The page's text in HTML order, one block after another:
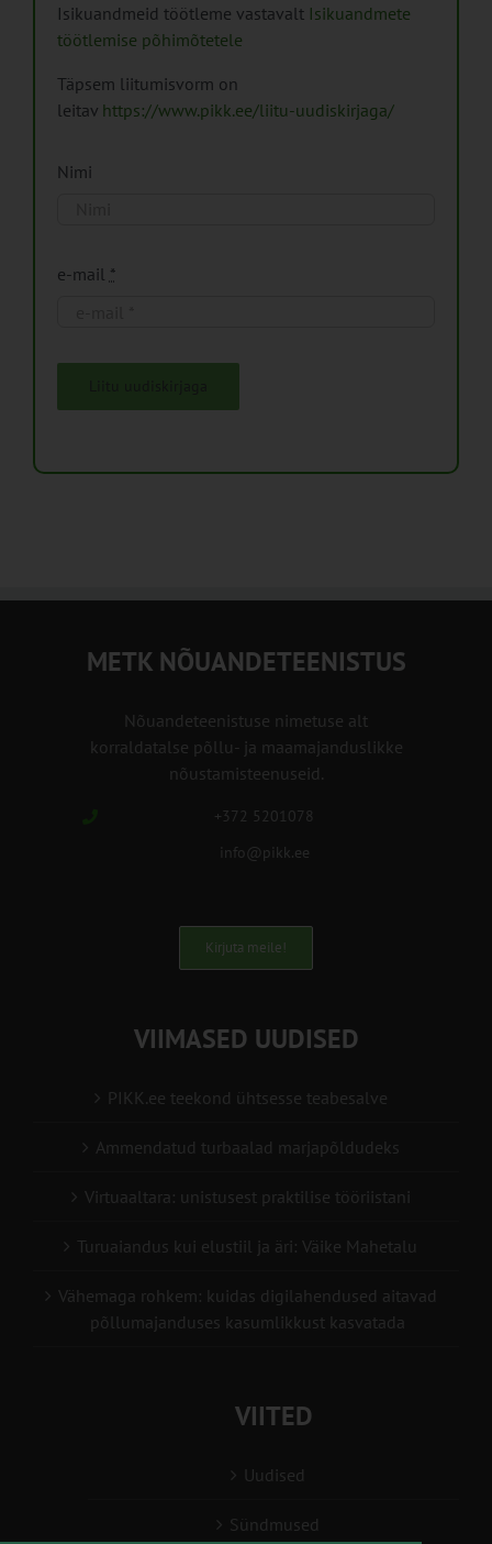
Isikuandmeid töötleme vastavalt Isikuandmete
töötlemise põhimõtetele
Täpsem liitumisvorm on
leitav https://www.pikk.ee/liitu-uudiskirjaga/
Nimi
e-mail *
METK NÕUANDETEENISTUS
Nõuandeteenistuse nimetuse alt
korraldatalse põllu- ja maamajanduslikke
nõustamisteenuseid.
+372 5201078
info@pikk.ee
Kirjuta meile!
VIIMASED UUDISED
PIKK.ee teekond ühtsesse teabesalve
Ammendatud turbaalad marjapõldudeks
Virtuaaltara: unistusest praktilise tööriistani
Turuaiandus kui elustiil ja äri: Väike Mahetalu
Vähemaga rohkem: kuidas digilahendused aitavad
põllumajanduses kasumlikkust kasvatada
VIITED
Uudised
Sündmused